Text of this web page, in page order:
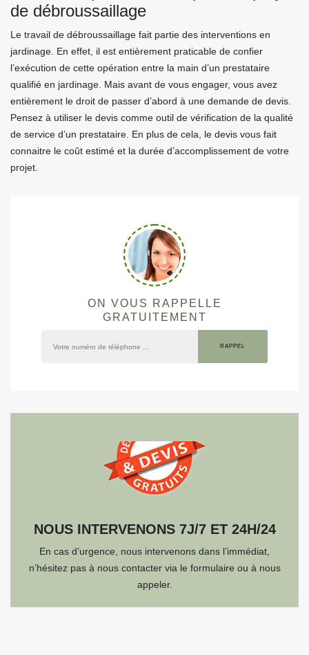
de débroussaillage
Le travail de débroussaillage fait partie des interventions en
jardinage. En effet, il est entièrement praticable de confier
l’exécution de cette opération entre la main d’un prestataire
qualifié en jardinage. Mais avant de vous engager, vous avez
entièrement le droit de passer d’abord à une demande de devis.
Pensez à utiliser le devis comme outil de vérification de la qualité
de service d’un prestataire. En plus de cela, le devis vous fait
connaitre le coût estimé et la durée d’accomplissement de votre
projet.
ON VOUS RAPPELLE
GRATUITEMENT
NOUS INTERVENONS 7J/7 ET 24H/24
En cas d’urgence, nous intervenons dans l’immédiat,
n’hésitez pas à nous contacter via le formulaire ou à nous
appeler.